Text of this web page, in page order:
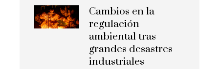
Cambios en la
regulación
ambiental tras
grandes desastres
industriales